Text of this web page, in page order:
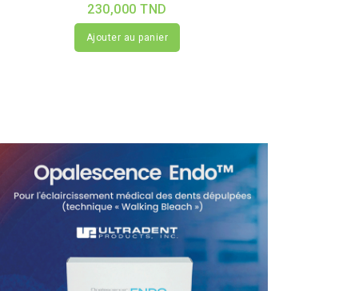
230,000 TND
Ajouter au panier